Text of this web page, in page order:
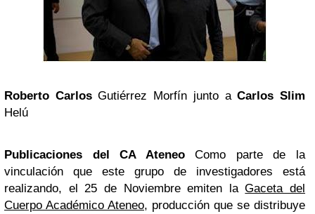
Roberto CarlosGutiérrez Morfín junto aCarlos Slim
Helú
Publicaciones del CA Ateneo
Como parte de la
vinculación que este grupo de investigadores está
realizando, el 25 de Noviembre emiten laGaceta del
Cuerpo Académico Ateneo, producción que se distribuye